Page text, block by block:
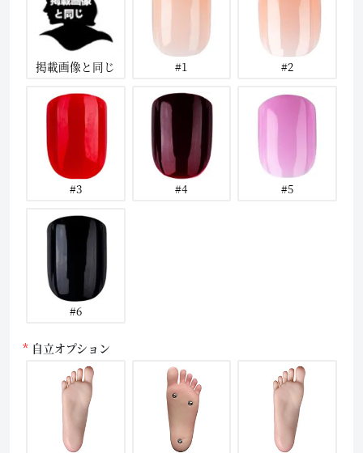
掲載画像と同じ #1 #2
#3 #4 #5
#6
自立オプション